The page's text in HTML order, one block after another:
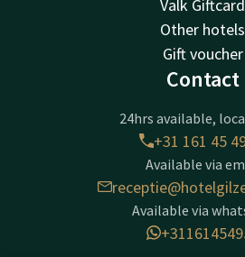
Valk Giftcard
Other hotels
Gift voucher
Contact
24hrs available,
+31 161 45
Available via
Available via